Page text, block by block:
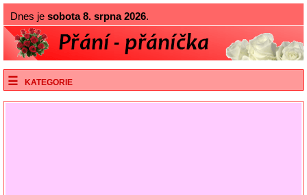
Dnes je sobota 8. srpna 2026.
KATEGORIE